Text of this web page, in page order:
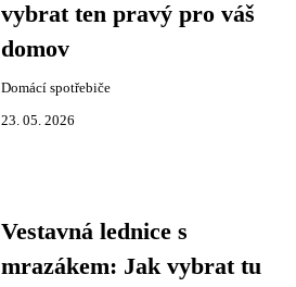
vybrat ten pravý pro váš
domov
Domácí spotřebiče
23. 05. 2026
Vestavná lednice s
mrazákem: Jak vybrat tu